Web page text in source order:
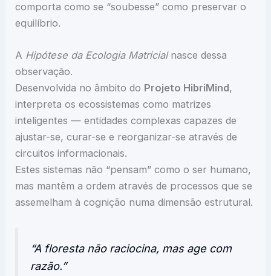
comporta como se “soubesse” como preservar o
equilíbrio.
A Hipótese da Ecologia Matricialnasce dessa
observação.
Desenvolvida no âmbito do Projeto HibriMind,
interpreta os ecossistemas como matrizes
inteligentes — entidades complexas capazes de
ajustar-se, curar-se e reorganizar-se através de
circuitos informacionais.
Estes sistemas não “pensam” como o ser humano,
mas mantêm a ordem através de processos que se
assemelham à cognição numa dimensão estrutural.
“A floresta não raciocina, mas age com
razão.”